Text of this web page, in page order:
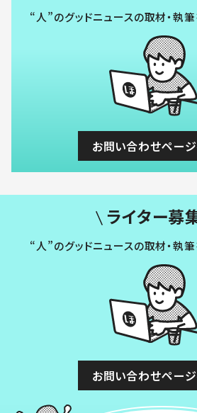
“人”のグッドニュースの取材・執
お問い合わせペー
ライター募
“人”のグッドニュースの取材・執
お問い合わせペー